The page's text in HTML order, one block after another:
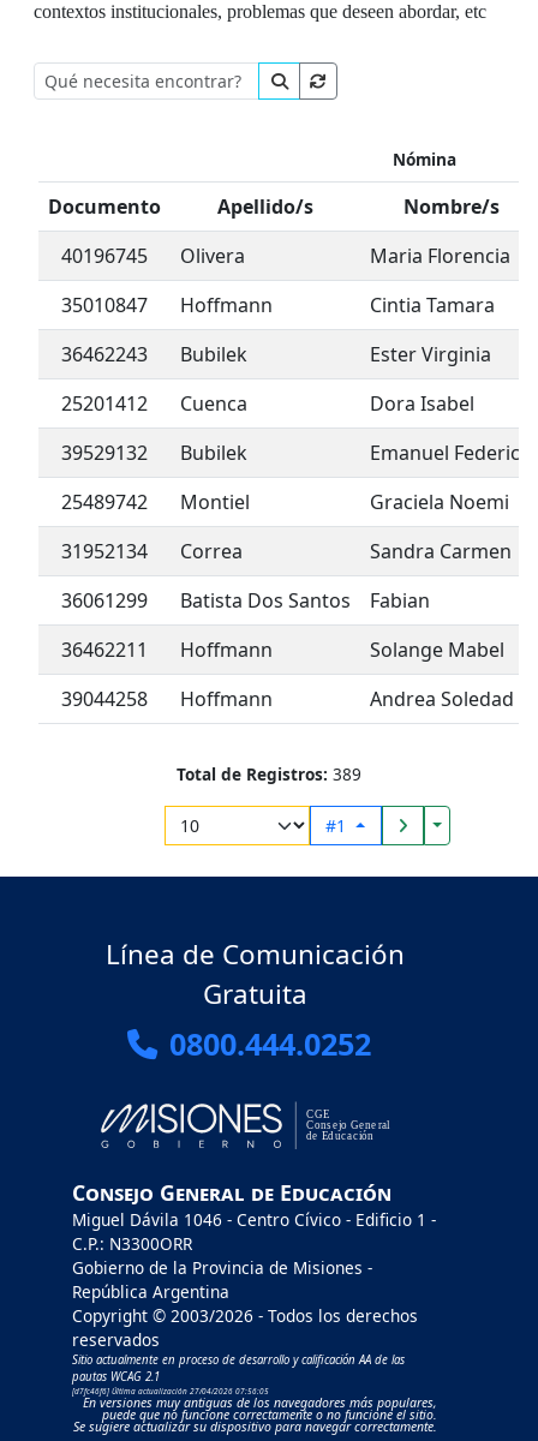
contextos institucionales, problemas que deseen abordar, etc
Nómina
Documento Apellido/s
Nombre/s
40196745
Olivera
Maria Florencia
35010847
Hoffmann
Cintia Tamara
36462243
Bubilek
Ester Virginia
25201412
Cuenca
Dora Isabel
39529132
Bubilek
Emanuel Federico
25489742
Montiel
Graciela Noemi
31952134
Correa
Sandra Carmen
36061299
Batista Dos Santos
Fabian
36462211
Hoffmann
Solange Mabel
39044258
Hoffmann Andrea Soledad
Total de Registros: 389
#1 Toggle
Consejo General de Educación
Miguel Dávila 1046 - Centro Cívico - Edificio 1 -
C.P.: N3300ORR
Gobierno de la Provincia de Misiones -
República Argentina
Copyright © 2003/2026 - Todos los derechos
reservados
Línea de Comunicación
Gratuita
0800.444.0252
Sitio actualmente en proceso de desarrollo y calificación AA de las
pautas WCAG 2.1
[d7fc46f6] Última actualización 27/04/2026 07:56:05
En versiones muy antiguas de los navegadores más populares,
puede que no funcione correctamente o no funcione el sitio.
Se sugiere actualizar su dispositivo para navegar correctamente.